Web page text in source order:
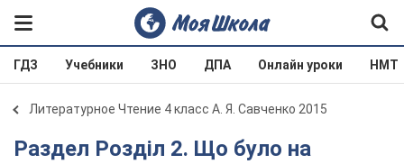
ГДЗ Учебники ЗНО ДПА Онлайн уроки НМТ
Литературное Чтение 4 класс А. Я. Савченко 2015
Раздел Розділ 2. Що було на